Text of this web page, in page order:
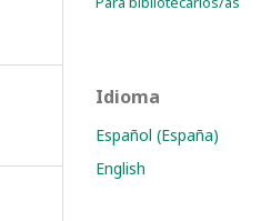
Idioma
Español (España)
English